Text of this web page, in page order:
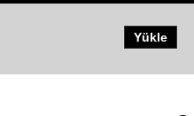
Yükle